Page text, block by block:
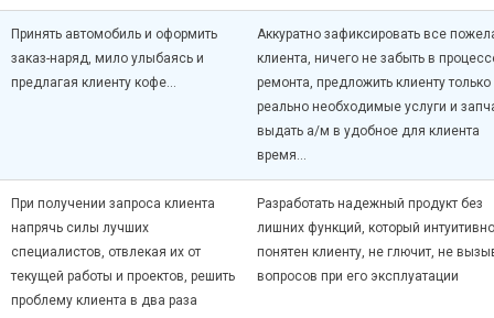
Принять автомобиль и оформить
заказ-наряд, мило улыбаясь и
предлагая клиенту кофе…
Аккуратно зафиксировать все
клиента, ничего не забыть в
ремонта, предложить клиенту только
реально необходимые услуги и
выдать а/м в удобное для клиента
время…
При получении запроса клиента
напрячь силы лучших
специалистов, отвлекая их от
текущей работы и проектов, решить
проблему клиента в два раза
Разработать надежный продукт без
лишних функций, который интуитивно
понятен клиенту, не глючит, не
вопросов при его эксплуатации